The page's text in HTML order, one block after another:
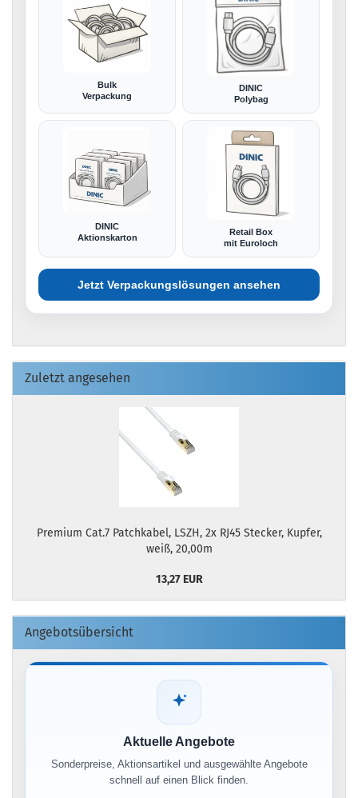
Bulk
Verpackung
DINIC
Polybag
DINIC
Aktionskarton
Retail Box
mit Euroloch
Jetzt Verpackungslösungen ansehen
Zuletzt angesehen
Premium Cat.7 Patchkabel, LSZH, 2x RJ45 Stecker, Kupfer,
weiß, 20,00m
13,27 EUR
Angebotsübersicht
Aktuelle Angebote
Sonderpreise, Aktionsartikel und ausgewählte Angebote
schnell auf einen Blick finden.